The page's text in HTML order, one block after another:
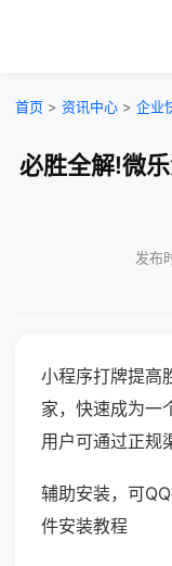
首页 > 资讯中心 > 企业
必胜全解!微
发布
小程序打牌提高
家，快速成为一
用户可通过正规
辅助安装，可
件安装教程